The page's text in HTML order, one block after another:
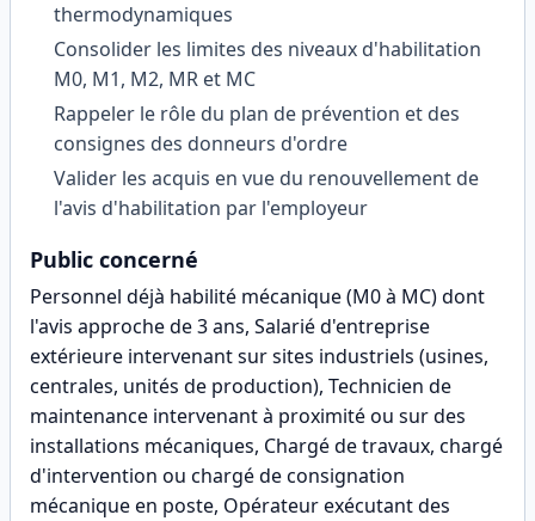
thermodynamiques
Consolider les limites des niveaux d'habilitation
M0, M1, M2, MR et MC
Rappeler le rôle du plan de prévention et des
consignes des donneurs d'ordre
Valider les acquis en vue du renouvellement de
l'avis d'habilitation par l'employeur
Public concerné
Personnel déjà habilité mécanique (M0 à MC) dont
l'avis approche de 3 ans, Salarié d'entreprise
extérieure intervenant sur sites industriels (usines,
centrales, unités de production), Technicien de
maintenance intervenant à proximité ou sur des
installations mécaniques, Chargé de travaux, chargé
d'intervention ou chargé de consignation
mécanique en poste, Opérateur exécutant des